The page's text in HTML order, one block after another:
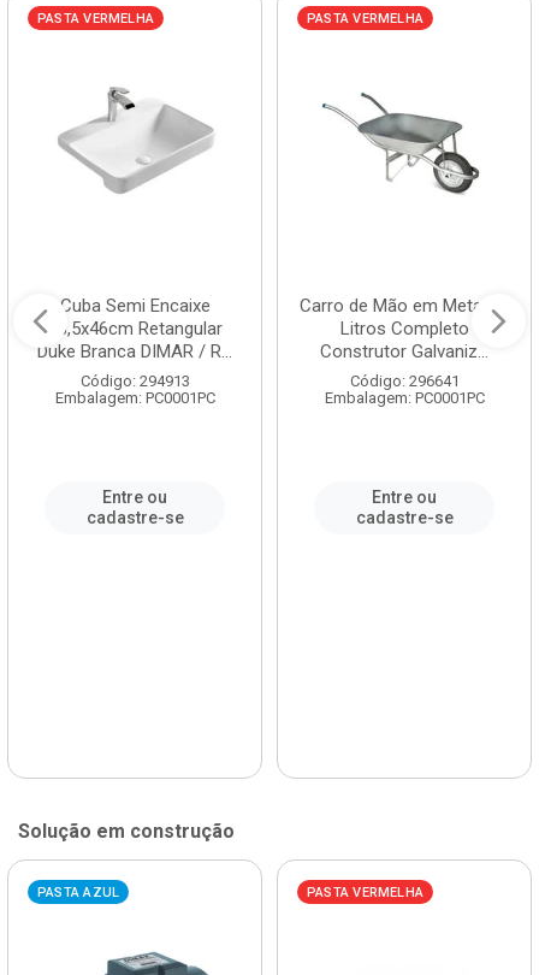
PASTA VERMELHA
Cuba Semi Encaixe
58,5x46cm Retangular
Duke Branca DIMAR / R...
Código: 294913
Embalagem: PC0001PC
Entre ou
cadastre-se
PASTA VERMELHA
Carro de Mão em Metal 60
Litros Completo
Construtor Galvaniz...
Código: 296641
Embalagem: PC0001PC
Entre ou
cadastre-se
Solução em construção
PASTA AZUL PASTA VERMELHA